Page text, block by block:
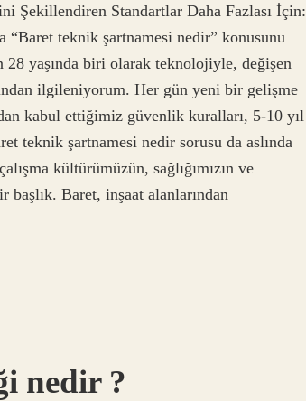
Şekillendiren Standartlar Daha Fazlası İçin:
“Baret teknik şartnamesi nedir” konusunu
28 yaşında biri olarak teknolojiyle, değişen
ilgileniyorum. Her gün yeni bir gelişme
kabul ettiğimiz güvenlik kuralları, 5-10 yıl
teknik şartnamesi nedir sorusu da aslında
kültürümüzün, sağlığımızın ve
Baret, inşaat alanlarından
nedir ?